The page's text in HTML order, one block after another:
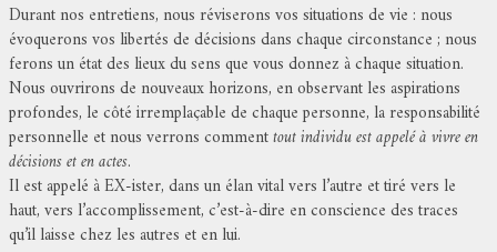
Durant nos entretiens, nous réviserons vos situations de vie : nous
évoquerons vos libertés de décisions dans chaque circonstance ; nous
ferons un état des lieux du sens que vous donnez à chaque situation.
Nous ouvrirons de nouveaux horizons, en observant les aspirations
profondes, le côté irremplaçable de chaque personne, la responsabilité
personnelle et nous verrons commenttout individu est appelé à vivre en
décisions et en actes.
Il est appelé à EX-ister, dans un élan vital vers l’autre et tiré vers le
haut, vers l’accomplissement, c’est-à-dire en conscience des traces
qu’il laisse chez les autres et en lui.